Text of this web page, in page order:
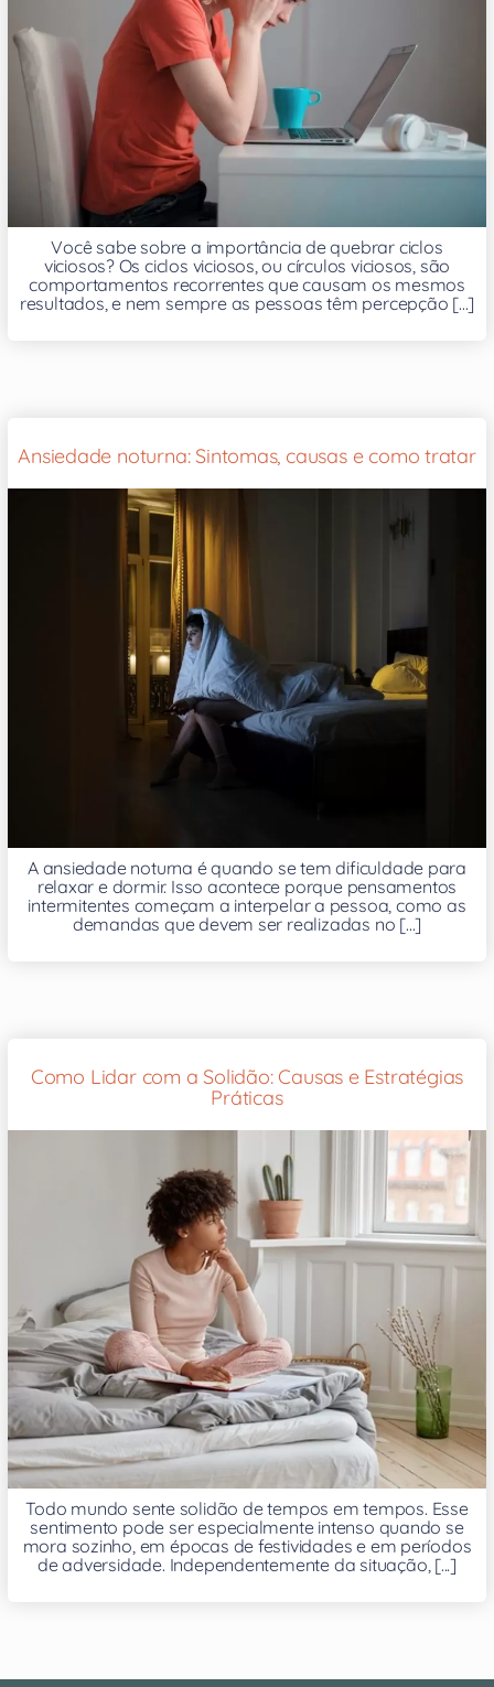
Você sabe sobre a importância de quebrar ciclos
viciosos? Os ciclos viciosos, ou círculos viciosos, são
comportamentos recorrentes que causam os mesmos
resultados, e nem sempre as pessoas têm percepção [...]
Ansiedade noturna: Sintomas, causas e como tratar
A ansiedade noturna é quando se tem dificuldade para
relaxar e dormir. Isso acontece porque pensamentos
intermitentes começam a interpelar a pessoa, como as
demandas que devem ser realizadas no [...]
Como Lidar com a Solidão: Causas e Estratégias
Práticas
Todo mundo sente solidão de tempos em tempos. Esse
sentimento pode ser especialmente intenso quando se
mora sozinho, em épocas de festividades e em períodos
de adversidade. Independentemente da situação, [...]